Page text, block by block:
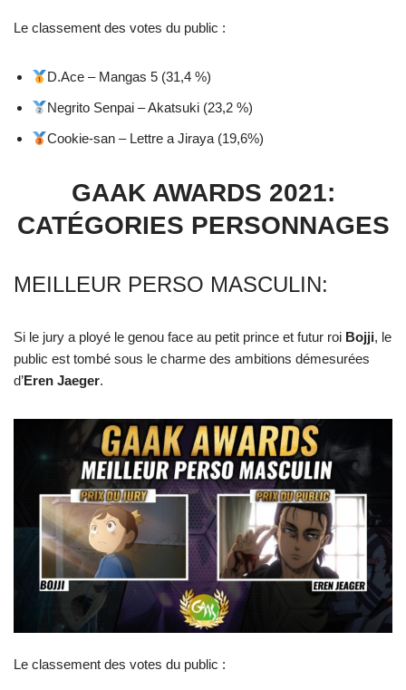
Le classement des votes du public :
D.Ace – Mangas 5 (31,4 %)
Negrito Senpai – Akatsuki (23,2 %)
Cookie-san – Lettre a Jiraya (19,6%)
GAAK AWARDS 2021:
CATÉGORIES PERSONNAGES
MEILLEUR PERSO MASCULIN:
Si le jury a ployé le genou face au petit prince et futur roi Bojji, le
public est tombé sous le charme des ambitions démesurées
d’Eren Jaeger.
Le classement des votes du public :